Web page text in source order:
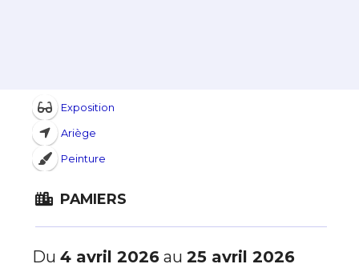
Exposition
Ariège
Peinture
PAMIERS
Du 4 avril 2026 au 25 avril 2026